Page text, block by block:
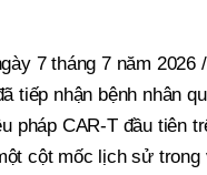
7 tháng 7 năm 2026
tiếp nhận bệnh nhân
pháp CAR-T đầu tiên
cột mốc lịch sử